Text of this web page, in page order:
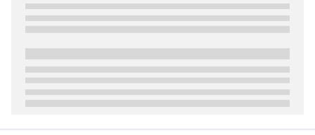
कैरेट गोल्ड का उपयोग करके किए जाते हैं.
प्रमाणिकता चेक करने के लिए,22 कैरेट गोल्ड की शुद्धताके बारे में जानना उपयोगी है.
बड़ौत में 18 कैरेट सोने का भाव
18 कैरेट सोने का भाव उच्च शुद्धता स्तर की तुलना में कम होता है क्योंकि इसमें 75%
इस्तेमाल आमतौर पर आधुनिक और हल्के ज्वेलरी डिज़ाइन के लिए किया जाता है